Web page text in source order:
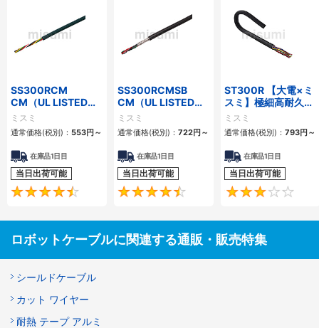
SS300RCM
CM（UL LISTED規
格・NEPA対応） 小
径
ミスミ
通常価格(税別)： 553円 ～
在庫品1日目
当日出荷可能
4.7
SS300RCMSB
CM（UL LISTED規
格・NEPA対応） 小
径 シールド付
ミスミ
通常価格(税別)： 722円 ～
在庫品1日目
当日出荷可能
4.5
ST300R 【大電×ミ
スミ】極細高耐久ロ
ボットケーブル（シ
ールド無・有）
ミスミ
通常価格(税別)： 793円 ～
在庫品1日目
当日出荷可能
ロボットケーブルに関連する通販・販売特集
シールドケーブル
カット ワイヤー
耐熱 テープ アルミ